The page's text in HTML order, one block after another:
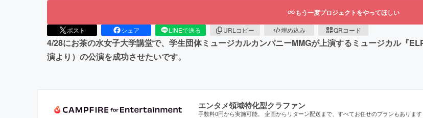
もう一度プロジェクトをやってほしい
ポスト シェア LINEで送る URLコピー 埋め込み QRコード
4/28にお茶の水女子大学講堂で、学生団体ミュージカルカンパニーMMGが上演するミュージカル『
演より）の公演を成功させたいです。
エンタメ領域特化型クラファン
手数料0円から実施可能。 企画からリターン配送まで、すべてお任せのプランもあります